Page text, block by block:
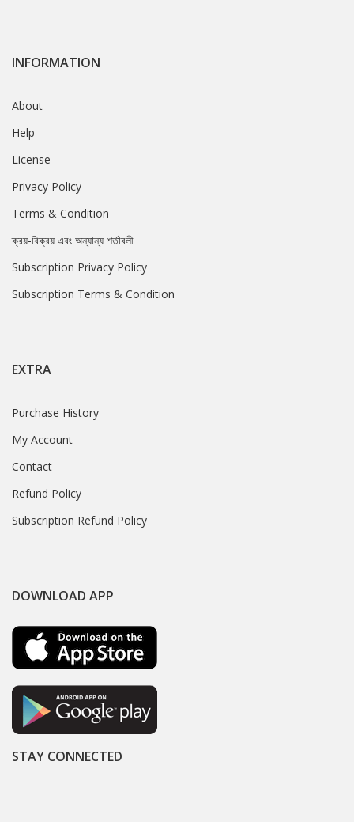
INFORMATION
About
Help
License
Privacy Policy
Terms & Condition
ক্রয়-বিক্রয় এবং অন্যান্য শর্তাবলী
Subscription Privacy Policy
Subscription Terms & Condition
EXTRA
Purchase History
My Account
Contact
Refund Policy
Subscription Refund Policy
DOWNLOAD APP
STAY CONNECTED